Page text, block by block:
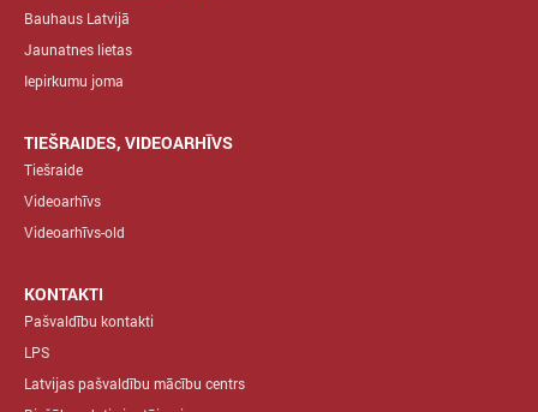
Bauhaus Latvijā
Jaunatnes lietas
Iepirkumu joma
TIEŠRAIDES, VIDEOARHĪVS
Tiešraide
Videoarhīvs
Videoarhīvs-old
KONTAKTI
Pašvaldību kontakti
LPS
Latvijas pašvaldību mācību centrs